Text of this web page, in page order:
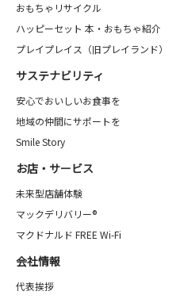
おもちゃリサイクル
ハッピーセット 本・おもちゃ紹介
プレイプレイス（旧プレイランド）
サステナビリティ
安心でおいしいお食事を
地域の仲間にサポートを
Smile Story
お店・サービス
未来型店舗体験
マックデリバリー®
マクドナルド FREE Wi-Fi
会社情報
代表挨拶